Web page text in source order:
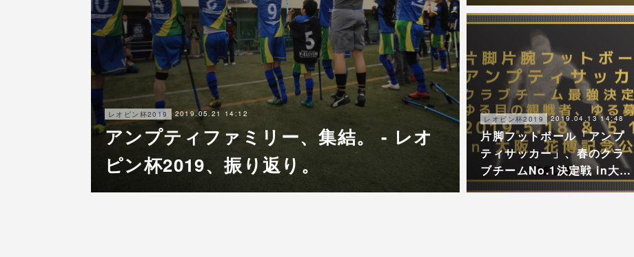
レオピン杯2019 2019.05.21 14:12
アンプティファミリー、集結。 - レオ
ピン杯2019、振り返り。
レオピン杯2019 2019.04.13 14:48
片脚フットボール「アンプ
ティサッカー」、春のクラ
ブチームNo.1決定戦 in大…